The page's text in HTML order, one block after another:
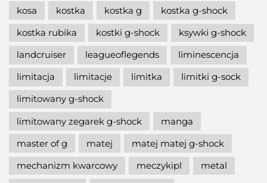
kosa
kostka kostka g
kostka g-shock
kostka rubika
kostki g-shock
ksywki g-shock
landcruiser
leagueoflegends
liminescencja
limitacja
limitacje limitka
limitki g-sock
limitowany g-shock
limitowany zegarek g-shock
manga
master of g
matej
matej matej g-shock
mechanizm kwarcowy
meczykipl
metal